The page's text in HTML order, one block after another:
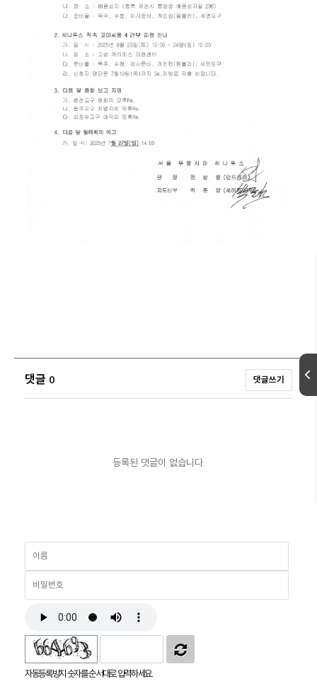
댓글 0 댓글쓰기
등록된 댓글이 없습니다.
자동등록방지 숫자를 순서대로 입력하세요.